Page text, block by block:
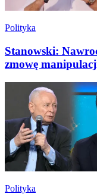
Polityka
Stanowski:
zmowę
Polityka